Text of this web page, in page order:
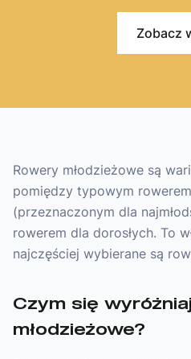
Zobacz
Rowery młodzieżowe są
pomiędzy typowym
(przeznaczonym dla
rowerem dla dorosłych. To
najczęściej wybierane są
Czym się
młodzieżowe?